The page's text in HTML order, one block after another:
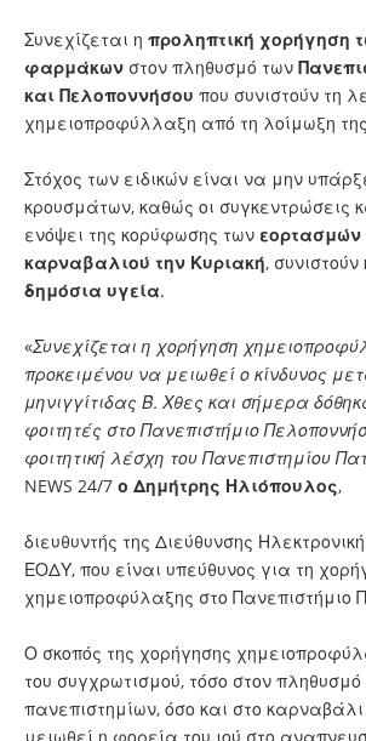
Συνεχίζεται η προληπτική χορήγηση
φαρμάκων στον πληθυσμό των
και Πελοποννήσου που συνιστούν τη
χημειοπροφύλλαξη από τη λοίμωξη της
Στόχος των ειδικών είναι να μην
κρουσμάτων, καθώς οι συγκεντρώσεις
ενόψει της κορύφωσης των εορτασμών
καρναβαλιού την Κυριακή, συνιστούν
δημόσια υγεία.
«Συνεχίζεται η χορήγηση
προκειμένου να μειωθεί ο κίνδυνος
μηνιγγίτιδας Β. Χθες και σήμερα
φοιτητές στο Πανεπιστήμιο
φοιτητική λέσχη του Πανεπιστημίου
NEWS 24/7 o Δημήτρης Ηλιόπουλος,
διευθυντής της Διεύθυνσης
ΕΟΔΥ, που είναι υπεύθυνος για τη
χημειοπροφύλαξης στο Πανεπιστήμιο
Ο σκοπός της χορήγησης
του συγχρωτισμού, τόσο στον
πανεπιστημίων, όσο και στο